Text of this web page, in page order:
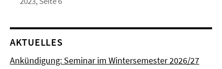
AKTUELLES
Ankündigung: Seminar im Wintersemester 2026/27